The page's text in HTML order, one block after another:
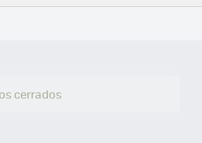
WHATSAPP
cerrados